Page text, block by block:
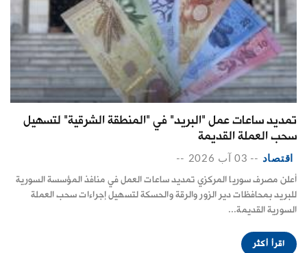
تمديد ساعات عمل "البريد" في "المنطقة الشرقية" لتسهيل
سحب العملة القديمة
اقتصاد -- 03 آب 2026 --
أعلن مصرف سوريا المركزي تمديد ساعات العمل في منافذ ‏المؤسسة السورية
للبريد بمحافظات دير الزور والرقة والحسكة ‏لتسهيل إجراءات سحب العملة
السورية القديمة...
اقرأ أكثر